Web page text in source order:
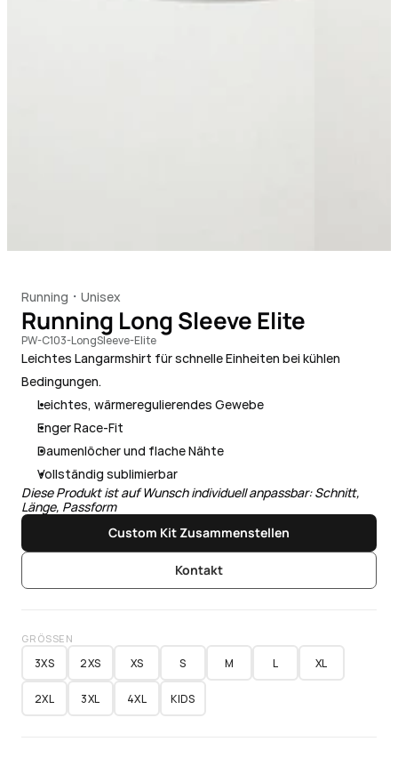
Running ・ Unisex
Running Long Sleeve Elite
PW-C103-LongSleeve-Elite
Leichtes Langarmshirt für schnelle Einheiten bei kühlen
Bedingungen.
Leichtes, wärmeregulierendes Gewebe
Enger Race-Fit
Daumenlöcher und flache Nähte
Vollständig sublimierbar
Diese Produkt ist auf Wunsch individuell anpassbar: Schnitt,
Länge, Passform
Custom Kit Zusammenstellen
Kontakt
GRÖSSEN
3XS 2XS XS S M L XL
2XL 3XL 4XL KIDS